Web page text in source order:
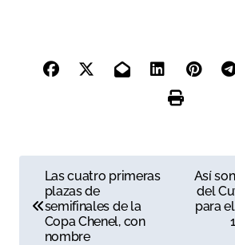
a
Las cuatro primeras
plazas de
semifinales de la
Copa Chenel, con
nombre
Así
del
para